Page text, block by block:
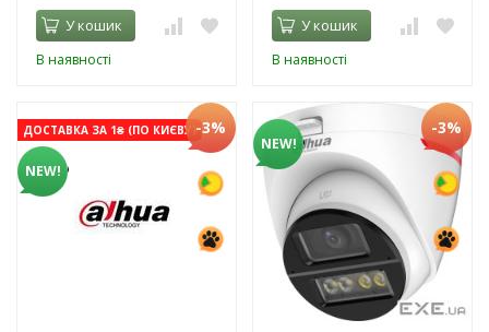
У кошик
В наявності
У кошик
В наявності
ДОСТАВКА ЗА 1₴ (ПО КИЄВУ)
NEW!
-3%
NEW!
-3%